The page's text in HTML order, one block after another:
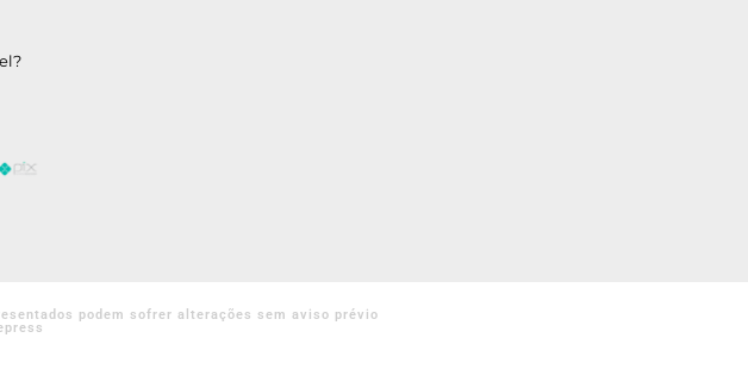
podem sofrer alterações sem aviso prévio